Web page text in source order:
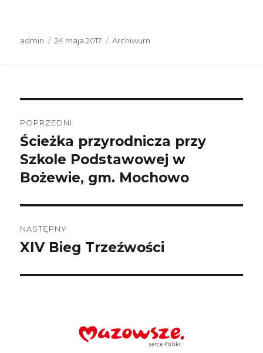
Autor
admin
Data
24 maja 2017 Kategorie
Archiwum
wpisu
POPRZEDNI
Poprzedni
wpis:
Ścieżka przyrodnicza przy
Szkole Podstawowej w
Bożewie, gm. Mochowo
NASTĘPNY
Następny
XIV Bieg Trzeźwości